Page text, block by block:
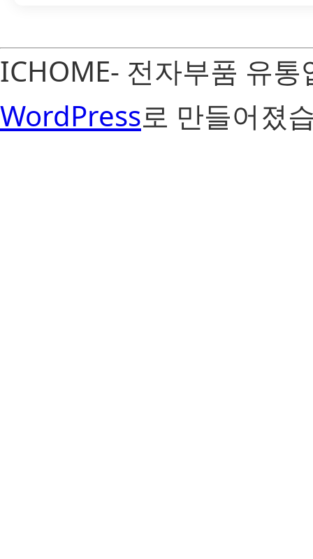
ICHOME- 전자부품 유
WordPress로 만들어졌